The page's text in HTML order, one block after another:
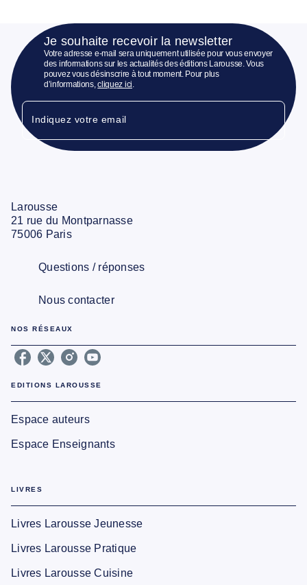
Je souhaite recevoir la newsletter
Votre adresse e-mail sera uniquement utilisée pour vous envoyer
des informations sur les actualités des éditions Larousse. Vous
pouvez vous désinscrire à tout moment. Pour plus
d’informations,cliquez ici
Indiquez votre email
Larousse
21 rue du Montparnasse
75006 Paris
Questions / réponses
Nous contacter
NOS RÉSEAUX
EDITIONS LAROUSSE
Espace auteurs
Espace Enseignants
LIVRES
Livres Larousse Jeunesse
Livres Larousse Pratique
Livres Larousse Cuisine